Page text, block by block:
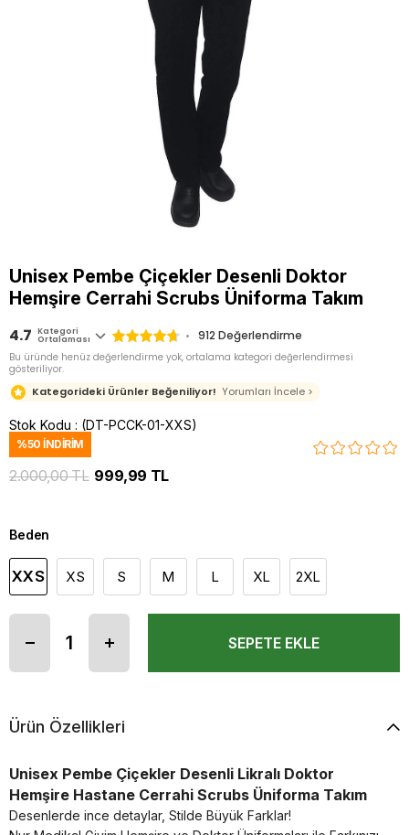
Unisex Pembe Çiçekler Desenli Doktor
Hemşire Cerrahi Scrubs Üniforma Takım
4.7 Kategori
Ortalaması 912 Değerlendirme
Bu üründe henüz değerlendirme yok, ortalama kategori değerlendirmesi
gösteriliyor.
Kategorideki Ürünler Beğeniliyor! Yorumları İncele >
Stok Kodu (DT-PCCK-01-XXS)
%50 İNDIRIM
2.000,00 TL 999,99 TL
Beden
XXS XS S M L XL 2XL
Ürün Özellikleri
Unisex Pembe Çiçekler Desenli Likralı Doktor
Hemşire Hastane Cerrahi Scrubs Üniforma Takım
Desenlerde ince detaylar, Stilde Büyük Farklar!